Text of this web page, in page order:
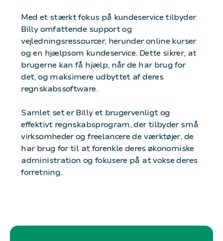
Med et stærkt fokus på kundeservice tilbyder
Billy omfattende support og
vejledningsressourcer, herunder online kurser
og en hjælpsom kundeservice. Dette sikrer, at
brugerne kan få hjælp, når de har brug for
det, og maksimere udbyttet af deres
regnskabssoftware.
Samlet set er Billy et brugervenligt og
effektivt regnskabsprogram, der tilbyder små
virksomheder og freelancere de værktøjer, de
har brug for til at forenkle deres økonomiske
administration og fokusere på at vokse deres
forretning.